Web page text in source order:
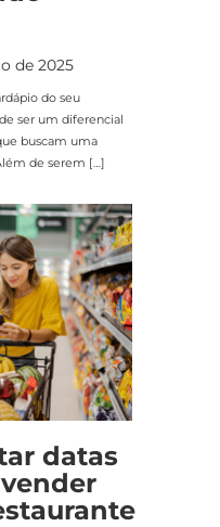
de 2025
do seu
ser um diferencial
buscam uma
de serem […]
datas